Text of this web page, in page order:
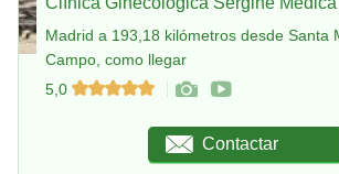
Madrid a 193,18 kilómetros desde Santa
Campo, como llegar
5,0
Contactar